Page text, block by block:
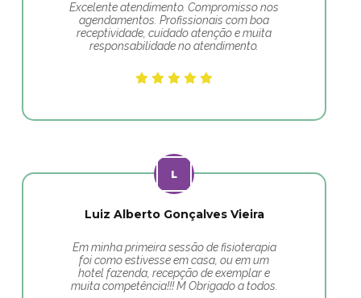
Excelente atendimento. Compromisso nos
agendamentos. Profissionais com boa
receptividade, cuidado atenção e muita
responsabilidade no atendimento.
Luiz Alberto Gonçalves Vieira
Em minha primeira sessão de fisioterapia
foi como estivesse em casa, ou em um
hotel fazenda, recepção de exemplar e
muita competência!!! M Obrigado a todos.